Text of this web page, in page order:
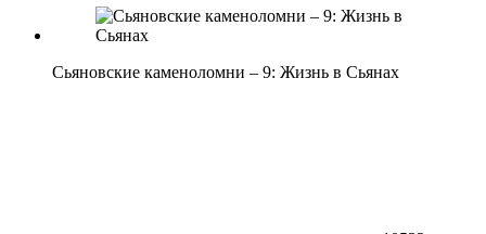
Сьяновские каменоломни – 9: Жизнь в Сьянах